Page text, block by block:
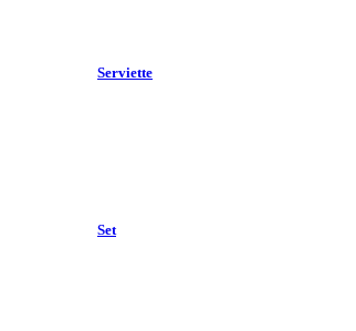
Serviette
Set